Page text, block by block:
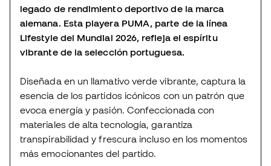
legado de rendimiento deportivo de la marca
alemana. Esta playera PUMA, parte de la línea
Lifestyle del Mundial 2026, refleja el espíritu
vibrante de la selección portuguesa.
Diseñada en un llamativo verde vibrante, captura la
esencia de los partidos icónicos con un patrón que
evoca energía y pasión. Confeccionada con
materiales de alta tecnología, garantiza
transpirabilidad y frescura incluso en los momentos
más emocionantes del partido.